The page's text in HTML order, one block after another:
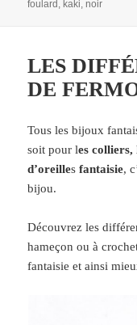
le
foulard , kaki,noir
LES
DE
Tous les bijoux
soit pour les colliers,
d’oreillesfantaisie,
bijou.
Découvrez les
hameçon ou à
fantaisie et ainsi